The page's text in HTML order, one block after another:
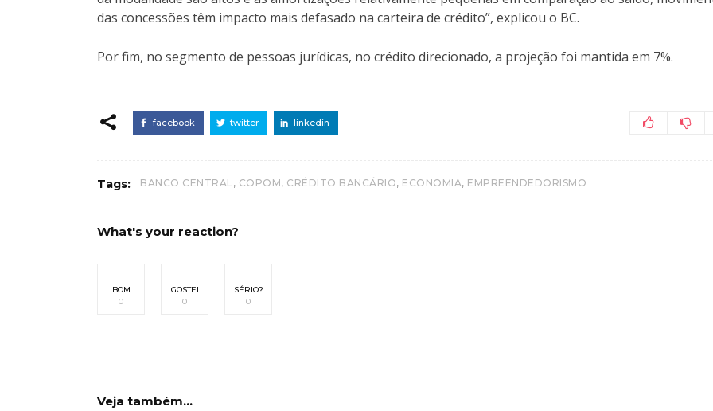
das concessões têm impacto mais defasado na carteira de crédito”, explicou o BC.
Por fim, no segmento de pessoas jurídicas, no crédito direcionado, a projeção foi mantida em 7%.
facebook twitter linkedin
Tags: BANCO CENTRAL, COPOM, CRÉDITO BANCÁRIO, ECONOMIA, EMPREENDEDORISMO
What's your reaction?
BOM
0
GOSTEI
0
SÉRIO?
0
Veja também...